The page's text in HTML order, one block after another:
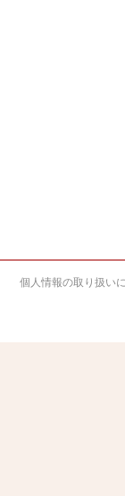
個人情報の取り扱い